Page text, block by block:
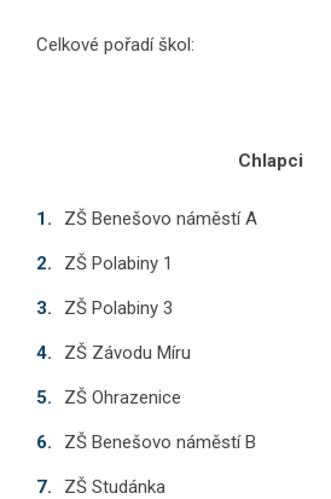
Celkové pořadí škol:
Chlapci
ZŠ Benešovo náměstí A
ZŠ Polabiny 1
ZŠ Polabiny 3
ZŠ Závodu Míru
ZŠ Ohrazenice
ZŠ Benešovo náměstí B
ZŠ Studánka